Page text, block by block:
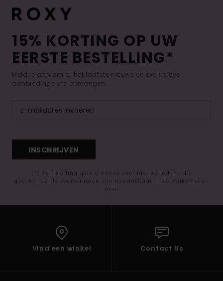
15% KORTING OP UW
EERSTE BESTELLING*
Meld je aan om al het laatste nieuws en exclusieve
aanbiedingen te ontvangen.
INSCHRIJVEN
(*) Aanbieding geldig online voor nieuwe leden - De
gedetailleerde voorwaarden zijn beschikbaar in de welkomst e-
mail
Vind een winkel Contact Us